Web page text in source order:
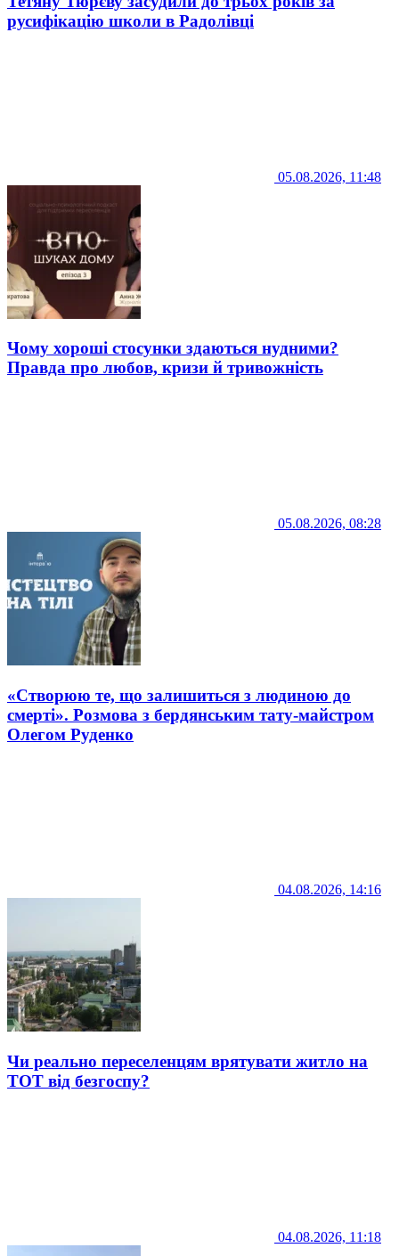
русифікацію школи в Радолівці
05.08.2026, 11:48
Чому хороші стосунки здаються нудними?
Правда про любов, кризи й тривожність
05.08.2026, 08:28
«Створюю те, що залишиться з людиною до
смерті». Розмова з бердянським тату-майстром
Олегом Руденко
04.08.2026, 14:16
Чи реально переселенцям врятувати житло на
ТОТ від безгоспу?
04.08.2026, 11:18